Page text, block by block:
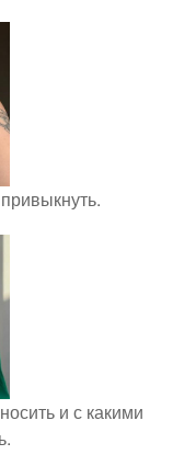
и с какими